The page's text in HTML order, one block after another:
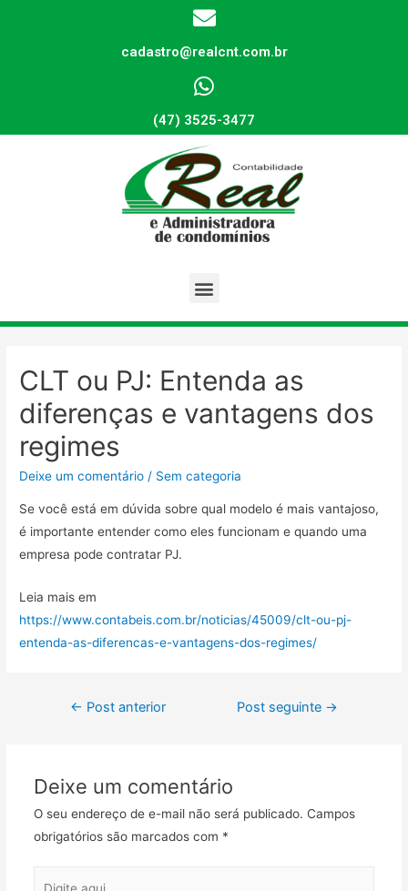
cadastro@realcnt.com.br
(47) 3525-3477
CLT ou PJ: Entenda as
diferenças e vantagens dos
regimes
Deixe um comentário / Sem categoria
Se você está em dúvida sobre qual modelo é mais vantajoso,
é importante entender como eles funcionam e quando uma
empresa pode contratar PJ.
Leia mais em
https://www.contabeis.com.br/noticias/45009/clt-ou-pj-
entenda-as-diferencas-e-vantagens-dos-regimes/
← Post anterior Post seguinte →
Deixe um comentário
O seu endereço de e-mail não será publicado. Campos
obrigatórios são marcados com *